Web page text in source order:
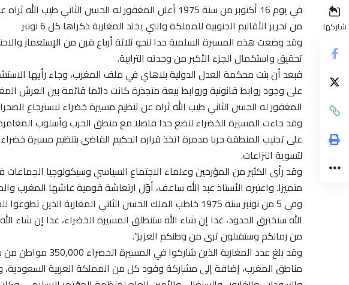
شاركها
في يوم 16 أكتوبر من سنة 1975 أعلن المغفور له الحسن
من تحرير الأقاليم الجنوبية للمملكة والتي يخلد المغاربة ذكراها كل 6 نونبر
وقد وضعت هذه المسيرة السلمية حدا لنحو ثلاثة أرباع قرن من الإستعمار
تحقيق واستكمال الجزء الأكبر من وحدته الترابية.
فبعد أن بتت محكمة العدل الدولية بلاهاي في ملف المغرب، وجاء رأيها
على وجود روابط قانونية وروابط بيعة متجذرة كانت دائما قائمة بين العرش
المغفور له الحسن الثاني طيب الله ثراه عن تنظيم مسيرة خضراء لاسترجاع
وقد جاءت المسيرة الخضراء لتضع حدا فاصلا مع منطق الحرب وأسلوب
على تجنيب المنطقة حربا مدمرة اتخذ قراره الحكيم القاضي بتنظيم مسيرة
لتسوية النزاعات.
وقد رأى الكثير من المؤرخين وعلماء الاجتماع السياسي وسيكولوجيا الجماعات
متميزا. واعتبره الأستاذ عبد الله ساعف، أوّل ارتعاشة قومية عاشها المغرب
وفي 5 من نونبر سنة 1975 خاطب الملك الحسن الثاني المغاربة
الله ستخترق الحدود، غدا إن شاء الله ستنطلق المسيرة الخضراء، غدا إن شاء
من رمالكم وستقبلون ثرى من وطنكم العزيز”.
مناطق المغرب، إضافة إلى مشاركة وفود كل من المملكة العربية السعودية،